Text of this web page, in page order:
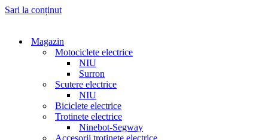
Sari la conținut
Magazin
Motociclete electrice
NIU
Surron
Scutere electrice
NIU
Biciclete electrice
Trotinete electrice
Ninebot-Segway
Accesorii trotinete electrice